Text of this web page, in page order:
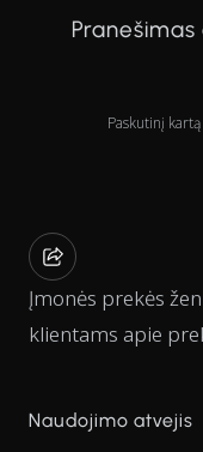
Paskutinį
Įmonės prekės
klientams apie
Naudojimo atvejis